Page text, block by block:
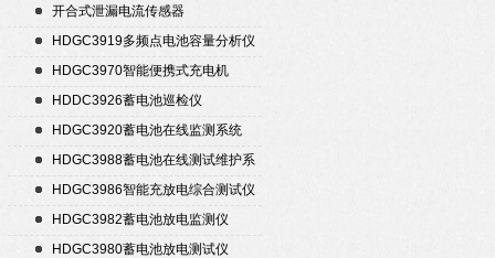
开合式泄漏电流传感器
HDGC3919多频点电池容量分析仪
HDGC3970智能便携式充电机
HDDC3926蓄电池巡检仪
HDGC3920蓄电池在线监测系统
HDGC3988蓄电池在线测试维护系
统
HDGC3986智能充放电综合测试仪
HDGC3982蓄电池放电监测仪
HDGC3980蓄电池放电测试仪